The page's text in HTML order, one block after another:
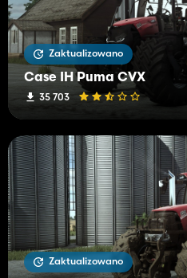
Zaktualizowano
Case IH Puma CVX
35 703
Zaktualizowano